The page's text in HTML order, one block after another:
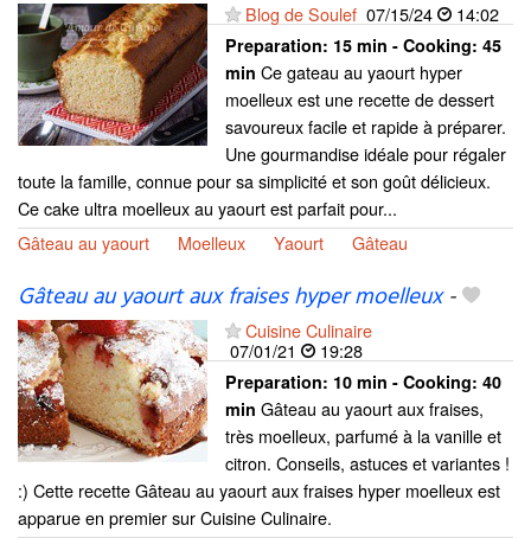
Blog de Soulef 07/15/24 14:02
Preparation: 15 min - Cooking: 45
min Ce gateau au yaourt hyper
moelleux est une recette de dessert
savoureux facile et rapide à préparer.
Une gourmandise idéale pour régaler
toute la famille, connue pour sa simplicité et son goût délicieux.
Ce cake ultra moelleux au yaourt est parfait pour...
Gâteau au yaourt
Moelleux Yaourt Gâteau
Gâteau au yaourt aux fraises hyper moelleux-
Cuisine Culinaire
07/01/21
19:28
Preparation: 10 min - Cooking: 40
min Gâteau au yaourt aux fraises,
très moelleux, parfumé à la vanille et
citron. Conseils, astuces et variantes !
:) Cette recette Gâteau au yaourt aux fraises hyper moelleux est
apparue en premier sur Cuisine Culinaire.